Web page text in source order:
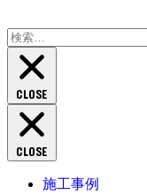
検
索:
CLOSE
CLOSE
施工事例